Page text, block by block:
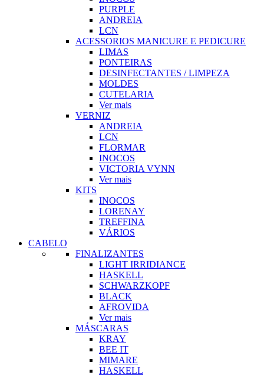
PURPLE
ANDREIA
LCN
ACESSORIOS MANICURE E PEDICURE
LIMAS
PONTEIRAS
DESINFECTANTES / LIMPEZA
MOLDES
CUTELARIA
Ver mais
VERNIZ
ANDREIA
LCN
FLORMAR
INOCOS
VICTORIA VYNN
Ver mais
KITS
INOCOS
LORENAY
TREFFINA
VÁRIOS
CABELO
FINALIZANTES
LIGHT IRRIDIANCE
HASKELL
SCHWARZKOPF
BLACK
AFROVIDA
Ver mais
MÁSCARAS
KRAY
BEE IT
MIMARE
HASKELL